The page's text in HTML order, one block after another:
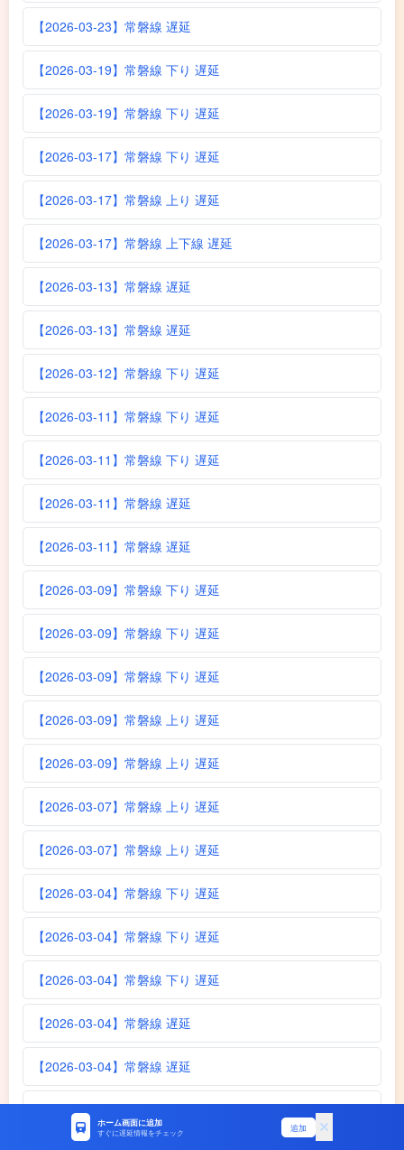
【2026-03-23】常磐線 遅延
【2026-03-19】常磐線 下り 遅延
【2026-03-19】常磐線 下り 遅延
【2026-03-17】常磐線 下り 遅延
【2026-03-17】常磐線 上り 遅延
【2026-03-17】常磐線 上下線 遅延
【2026-03-13】常磐線 遅延
【2026-03-13】常磐線 遅延
【2026-03-12】常磐線 下り 遅延
【2026-03-11】常磐線 下り 遅延
【2026-03-11】常磐線 下り 遅延
【2026-03-11】常磐線 遅延
【2026-03-11】常磐線 遅延
【2026-03-09】常磐線 下り 遅延
【2026-03-09】常磐線 下り 遅延
【2026-03-09】常磐線 下り 遅延
【2026-03-09】常磐線 上り 遅延
【2026-03-09】常磐線 上り 遅延
【2026-03-07】常磐線 上り 遅延
【2026-03-07】常磐線 上り 遅延
【2026-03-04】常磐線 下り 遅延
【2026-03-04】常磐線 下り 遅延
【2026-03-04】常磐線 下り 遅延
【2026-03-04】常磐線 遅延
【2026-03-04】常磐線 遅延
【2026-03-04】常磐線 遅延
ホーム画面に追加
すぐに遅延情報をチェック 追加